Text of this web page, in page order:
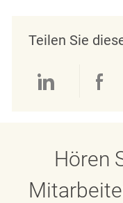
Teilen Sie
Über
Hören